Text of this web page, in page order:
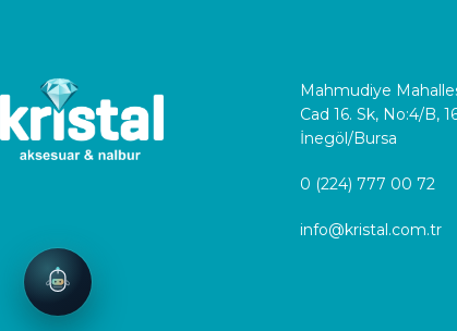
Mahmudiye
Cad 16. Sk, No:4/B,
İnegöl/Bursa
0 (224) 777 00 72
info@kristal.com.tr